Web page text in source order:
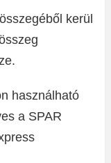
kerül
használható
a SPAR